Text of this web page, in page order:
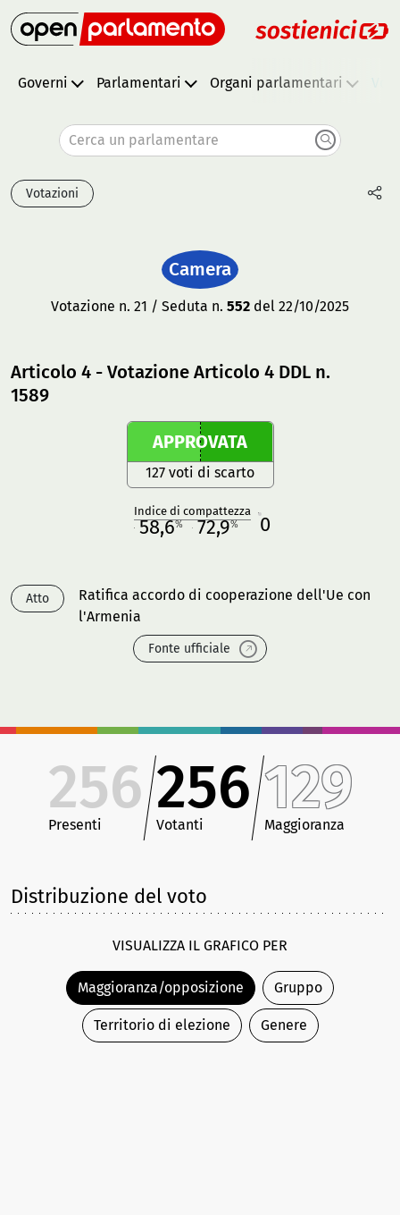
Governi Parlamentari Organi parlamentari
Cerca un parlamentare
Votazioni
Camera
Votazione n. 21 / Seduta n. 552 del 22/10/2025
Articolo 4 - Votazione Articolo 4 DDL n.
1589
APPROVATA
127 voti di scarto
Indice di compattezza
58,6% 72,9% 0
Atto
Ratifica accordo di cooperazione dell'Ue con
l'Armenia
Fonte ufficiale
256
Presenti
256
Votanti
129
Maggioranza
Distribuzione del voto
VISUALIZZA IL GRAFICO PER
Maggioranza/opposizione Gruppo
Territorio di elezione Genere